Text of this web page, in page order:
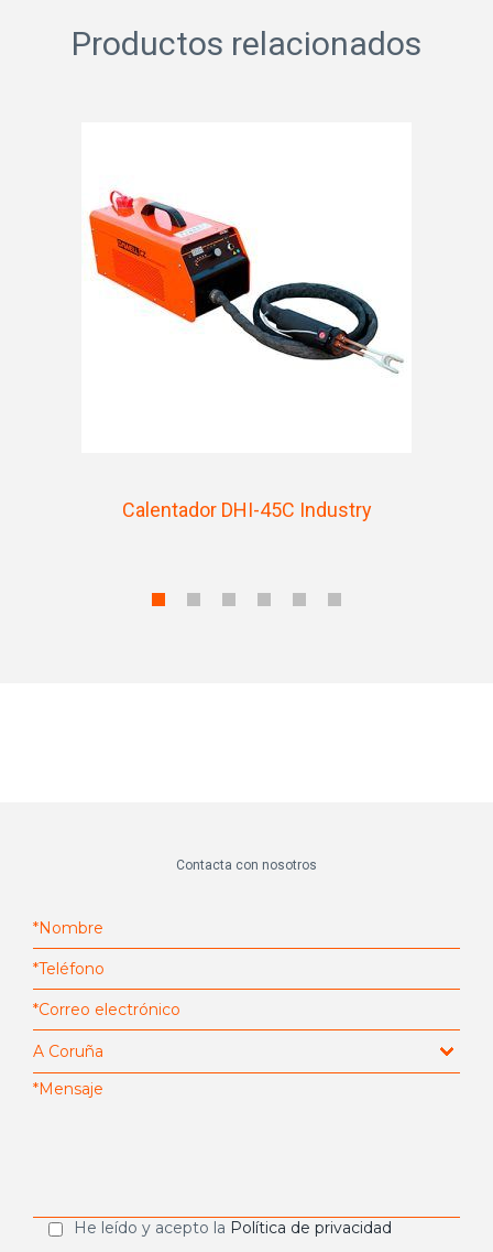
Productos relacionados
Calentador DHI-45C Industry
Contacta con nosotros
He leído y acepto la Política de privacidad